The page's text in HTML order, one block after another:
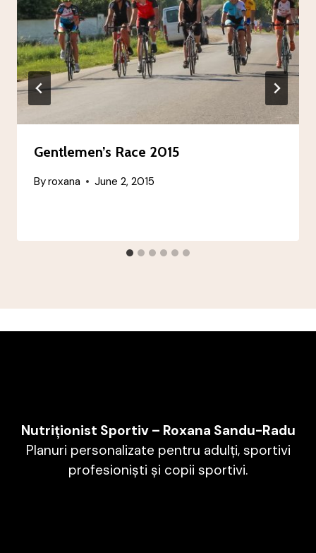
Gentlemen’s Race 2015
Byroxana June 2, 2015
Nutriționist Sportiv – Roxana Sandu-Radu
Planuri personalizate pentru adulți, sportivi
profesioniști și copii sportivi.